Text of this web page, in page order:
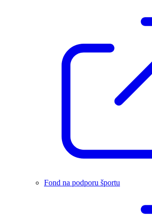
Fond na podporu športu